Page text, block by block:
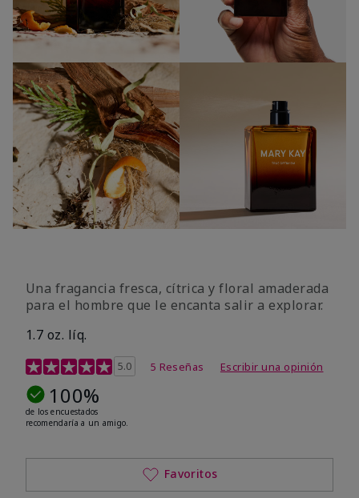
Una fragancia fresca, cítrica y floral amaderada
para el hombre que le encanta salir a explorar.
1.7 oz. líq.
Calificación de clientes de 3,4 de 5
5.0 5 Reseñas Escribir una opinión
100%
de los encuestados
recomendaría a un amigo.
Favoritos